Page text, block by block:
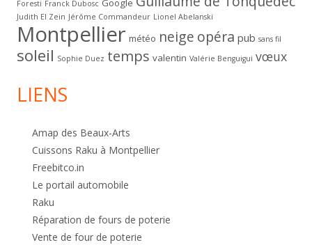
Foresti Franck Dubosc Google
Judith El Zein Jérôme Commandeur Lionel Abelanski
Montpellier météo neige opéra pub sans fil
soleil Sophie Duez temps valentin Valérie Benguigui vœux
LIENS
Amap des Beaux-Arts
Cuissons Raku à Montpellier
Freebitco.in
Le portail automobile
Raku
Réparation de fours de poterie
Vente de four de poterie